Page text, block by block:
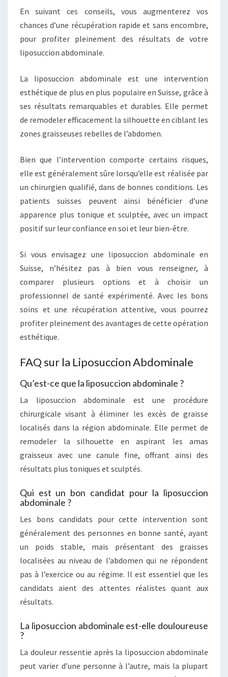
En suivant ces conseils, vous augmenterez vos
chances d’une récupération rapide et sans encombre,
pour profiter pleinement des résultats de votre
liposuccion abdominale.
La liposuccion abdominale est une intervention
esthétique de plus en plus populaire en Suisse, grâce à
ses résultats remarquables et durables. Elle permet
de remodeler efficacement la silhouette en ciblant les
zones graisseuses rebelles de l’abdomen.
Bien que l’intervention comporte certains risques,
elle est généralement sûre lorsqu’elle est réalisée par
un chirurgien qualifié, dans de bonnes conditions. Les
patients suisses peuvent ainsi bénéficier d’une
apparence plus tonique et sculptée, avec un impact
positif sur leur confiance en soi et leur bien-être.
Si vous envisagez une liposuccion abdominale en
Suisse, n’hésitez pas à bien vous renseigner, à
comparer plusieurs options et à choisir un
professionnel de santé expérimenté. Avec les bons
soins et une récupération attentive, vous pourrez
profiter pleinement des avantages de cette opération
esthétique.
FAQ sur la Liposuccion Abdominale
Qu’est-ce que la liposuccion abdominale ?
La liposuccion abdominale est une procédure
chirurgicale visant à éliminer les excès de graisse
localisés dans la région abdominale. Elle permet de
remodeler la silhouette en aspirant les amas
graisseux avec une canule fine, offrant ainsi des
résultats plus toniques et sculptés.
Qui est un bon candidat pour la liposuccion
abdominale ?
Les bons candidats pour cette intervention sont
généralement des personnes en bonne santé, ayant
un poids stable, mais présentant des graisses
localisées au niveau de l’abdomen qui ne répondent
pas à l’exercice ou au régime. Il est essentiel que les
candidats aient des attentes réalistes quant aux
résultats.
La liposuccion abdominale est-elle douloureuse
?
La douleur ressentie après la liposuccion abdominale
peut varier d’une personne à l’autre, mais la plupart